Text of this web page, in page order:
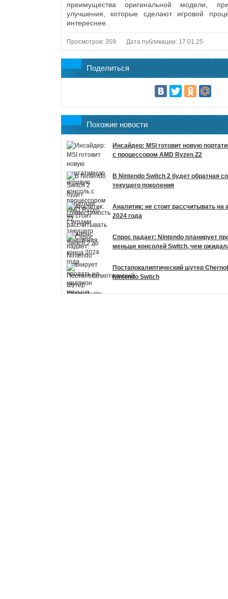
преимущества оригинальной модели,
улучшения, которые сделают игровой
интереснее.
Просмотров: 359 Дата публикации: 17.01.25
Поделиться
Похожие новости
Инсайдер: MSI готовит новую
с процессором AMD Ryzen Z2
В Nintendo Switch 2 будет обратная
текущего поколения
Аналитик: не стоит рассчитывать на
2024 года
Спрос падает: Nintendo планирует
меньше консолей Switch, чем
Постапокалиптический шутер
Nintendo Switch